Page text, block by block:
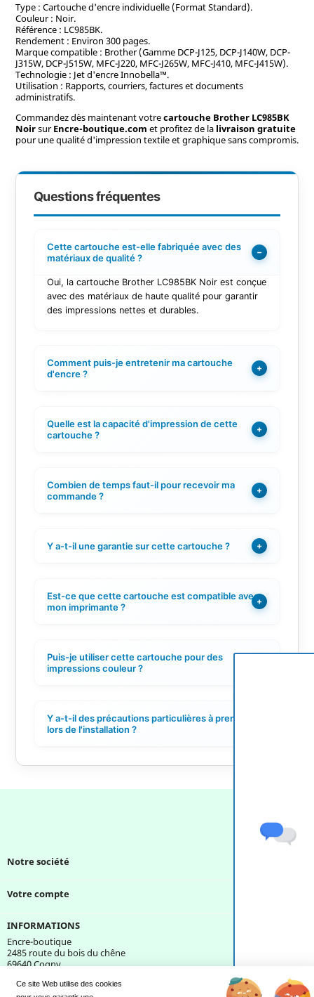
Ce site Web utilise des cookies
Type : Cartouche d'encre individuelle (Format Standard).
Couleur : Noir.
Référence : LC985BK.
Rendement : Environ 300 pages.
Marque compatible : Brother (Gamme DCP-J125, DCP-J140W, DCP-
J315W, DCP-J515W, MFC-J220, MFC-J265W, MFC-J410, MFC-J415W).
Technologie : Jet d'encre Innobella™.
Utilisation : Rapports, courriers, factures et documents
administratifs.
Commandez dès maintenant votrecartouche Brother LC985BK
NoirsurEncre-boutique.com et profitez de la livraison gratuite
pour une qualité d'impression textile et graphique sans compromis.
Questions fréquentes
Cette cartouche est-elle fabriquée avec des
matériaux de qualité ?
−
Oui, la cartouche Brother LC985BK Noir est conçue
avec des matériaux de haute qualité pour garantir
des impressions nettes et durables.
Comment puis-je entretenir ma cartouche
d'encre ?
+
Quelle est la capacité d'impression de cette
cartouche ?
+
Combien de temps faut-il pour recevoir ma
commande ?
+
Y a-t-il une garantie sur cette cartouche ? +
Est-ce que cette cartouche est compatible avec
mon imprimante ?
+
Puis-je utiliser cette cartouche pour des
impressions couleur ?
Y a-t-il des précautions particulières à prendre
lors de l'installation ?
Notre société
Votre compte
INFORMATIONS
Encre-boutique
2485 route du bois du chêne
69640 Cogny